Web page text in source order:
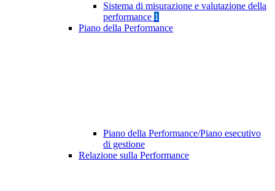
Sistema di misurazione e valutazione della
performance 1
Piano della Performance
Piano della Performance/Piano esecutivo
di gestione
Relazione sulla Performance